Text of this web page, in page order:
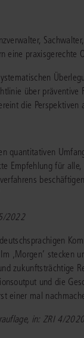
Notare
Öffentliches
Strafrecht
Zivil- und
eine praxisgerechte
über
die Perspektiven
quantitativen
Empfehlung für
2022
‚Morgen’ stecken
zukunftsträchtige
und die
einer mal
in: ZRI 4/